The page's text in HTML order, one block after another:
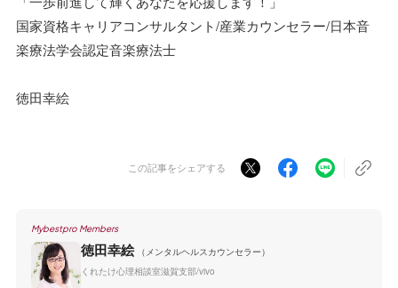
国家資格キャリアコンサルタント/産業カウンセラー/日本音
楽療法学会認定音楽療法士
徳田幸絵
この記事をシェアする
Mybestpro Members
徳田幸絵
（メンタルヘルスカウンセラー）
くれたけ心理相談室滋賀支部/vivo